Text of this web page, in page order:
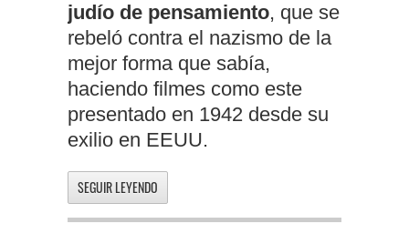
judío de pensamiento, que se
rebeló contra el nazismo de la
mejor forma que sabía,
haciendo filmes como este
presentado en 1942 desde su
exilio en EEUU.
SEGUIR LEYENDO